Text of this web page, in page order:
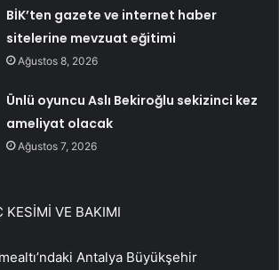
BİK’ten gazete ve internet haber
sitelerine mevzuat eğitimi
Ağustos 8, 2026
Ünlü oyuncu Aslı Bekiroğlu sekizinci kez
ameliyat olacak
Ağustos 7, 2026
KESİMİ VE BAKIMI
Antalya Büyükşehir